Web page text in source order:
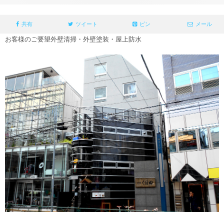
共有 ツイート ピン メール
お客様のご要望外壁清掃・外壁塗装・屋上防水